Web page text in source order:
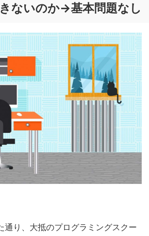
ないのか→基本問題なし
通り、大抵のプログラミングスクー